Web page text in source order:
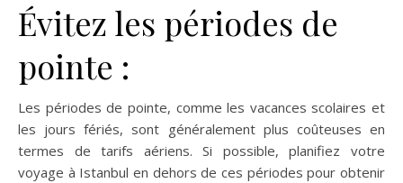
Évitez les périodes de
pointe :
Les périodes de pointe, comme les vacances scolaires et
les jours fériés, sont généralement plus coûteuses en
termes de tarifs aériens. Si possible, planifiez votre
voyage à Istanbul en dehors de ces périodes pour obtenir